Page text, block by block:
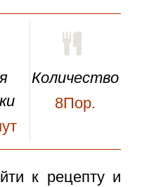
Количество
8Пор.
к рецепту и